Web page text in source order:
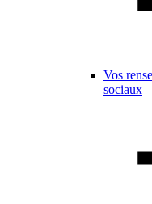
Vos
sociaux